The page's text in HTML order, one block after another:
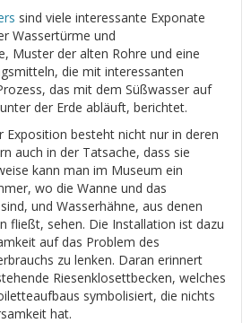
sind viele interessante Exponate
Wassertürme und
Muster der alten Rohre und eine
die mit interessanten
das mit dem Süßwasser auf
der Erde abläuft, berichtet.
Exposition besteht nicht nur in deren
auch in der Tatsache, dass sie
kann man im Museum ein
wo die Wanne und das
und Wasserhähne, aus denen
fließt, sehen. Die Installation ist dazu
auf das Problem des
zu lenken. Daran erinnert
Riesenklosettbecken, welches
symbolisiert, die nichts
hat.